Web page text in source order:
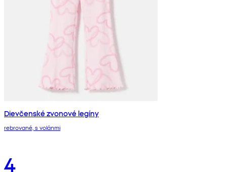
Dievčenské zvonové legíny
rebrované, s volánmi
4